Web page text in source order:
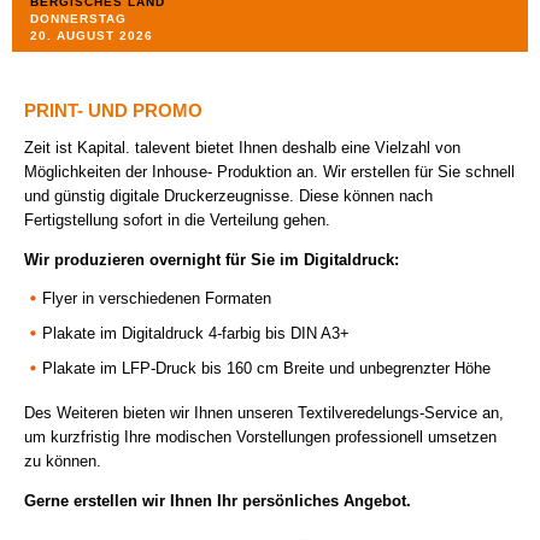
REFERENZEN
DATENSCHUTZ
IMPRESSUM
AGB
FOLGE UNS AUF FACEBOOK
DONNERSTAG
20. AUGUST 2026
PRINT- UND PROMO
Zeit ist Kapital. talevent bietet Ihnen deshalb eine Vielzahl von
Möglichkeiten der Inhouse- Produktion an. Wir erstellen für Sie schnell
und günstig digitale Druckerzeugnisse. Diese können nach
Fertigstellung sofort in die Verteilung gehen.
Wir produzieren overnight für Sie im Digitaldruck:
Flyer in verschiedenen Formaten
Plakate im Digitaldruck 4-farbig bis DIN A3+
Plakate im LFP-Druck bis 160 cm Breite und unbegrenzter Höhe
Des Weiteren bieten wir Ihnen unseren Textilveredelungs-Service an,
um kurzfristig Ihre modischen Vorstellungen professionell umsetzen
zu können.
Gerne erstellen wir Ihnen Ihr persönliches Angebot.